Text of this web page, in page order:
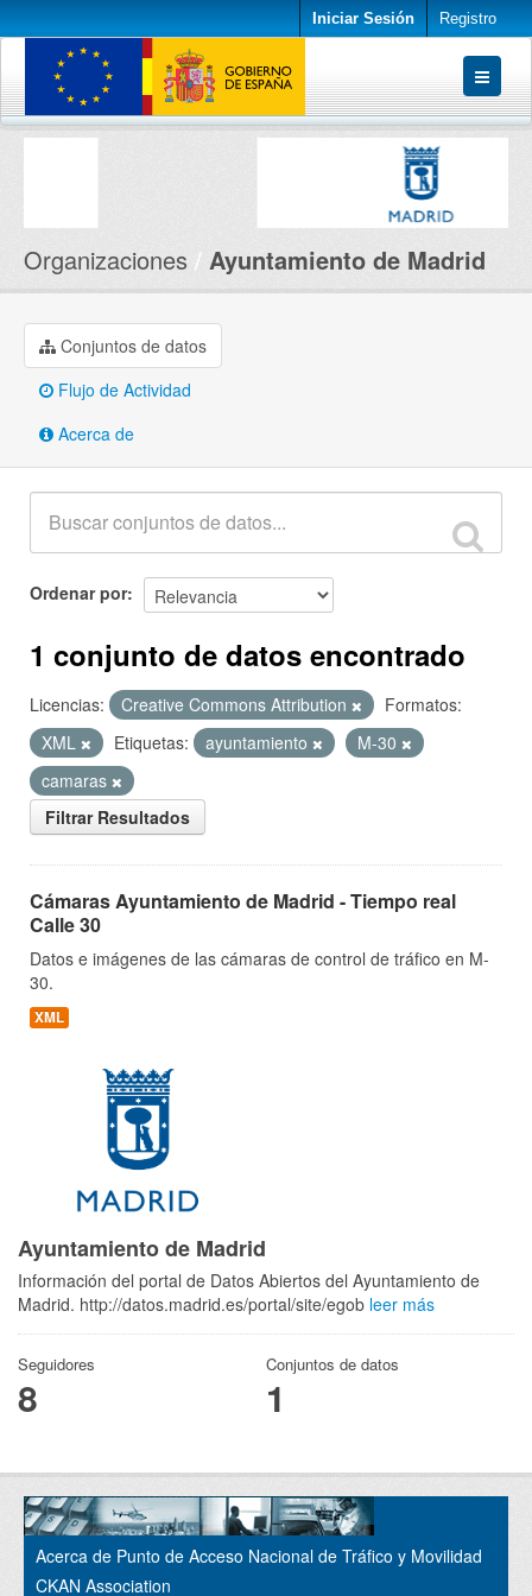
Iniciar Sesión Registro
Conjuntos de datos
Organizaciones Ayuntamiento de Madrid
Conjuntos de datos
Flujo de Actividad
Acerca de
Ordenar por
1 conjunto de datos encontrado
Licencias: Creative Commons Attribution
Formatos:
XML
Etiquetas: ayuntamiento
M-30
camaras
Filtrar Resultados
Cámaras Ayuntamiento de Madrid - Tiempo real
Calle 30
Datos e imágenes de las cámaras de control de tráfico en M-
30.
XML
Ayuntamiento de Madrid
Información del portal de Datos Abiertos del Ayuntamiento de
Madrid. http://datos.madrid.es/portal/site/egob leer más
Seguidores
8
Conjuntos de datos
1
Acerca de Punto de Acceso Nacional de Tráfico y Movilidad
CKAN Association